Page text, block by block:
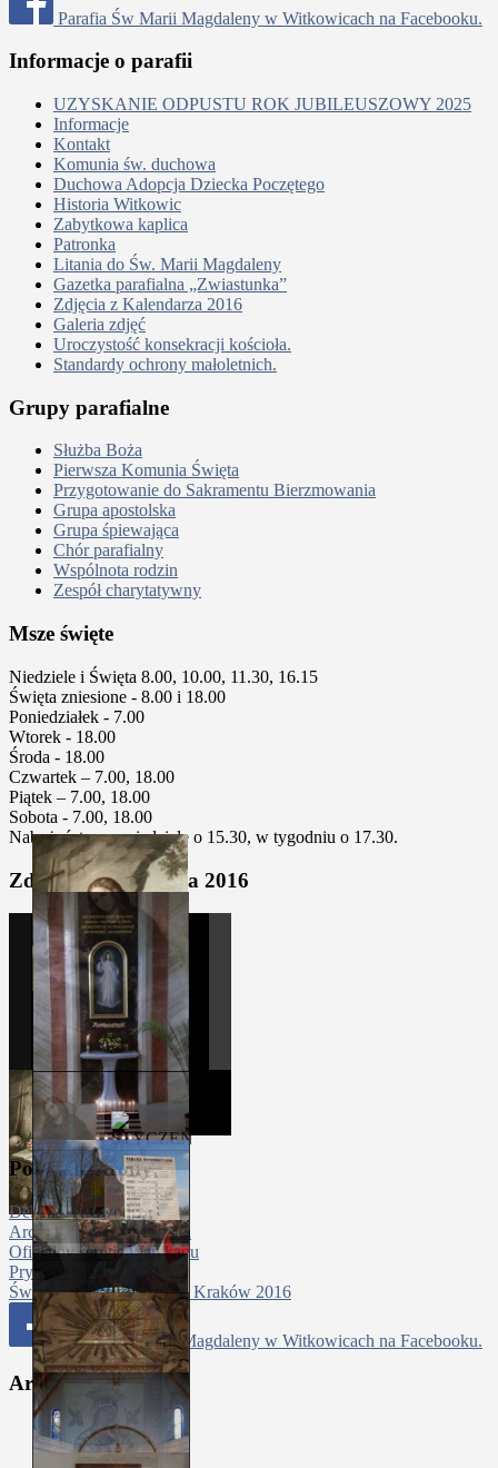
Parafia Św Marii Magdaleny w Witkowicach na Facebooku.
Informacje o parafii
UZYSKANIE ODPUSTU ROK JUBILEUSZOWY 2025
Informacje
Kontakt
Komunia św. duchowa
Duchowa Adopcja Dziecka Poczętego
Historia Witkowic
Zabytkowa kaplica
Patronka
Litania do Św. Marii Magdaleny
Gazetka parafialna „Zwiastunka”
Zdjęcia z Kalendarza 2016
Galeria zdjęć
Uroczystość konsekracji kościoła.
Standardy ochrony małoletnich.
Grupy parafialne
Służba Boża
Pierwsza Komunia Święta
Przygotowanie do Sakramentu Bierzmowania
Grupa apostolska
Grupa śpiewająca
Chór parafialny
Wspólnota rodzin
Zespół charytatywny
Msze święte
Niedziele i Święta 8.00, 10.00, 11.30, 16.15
Święta zniesione - 8.00 i 18.00
Poniedziałek - 7.00
Wtorek - 18.00
Środa - 18.00
Czwartek – 7.00, 18.00
Piątek – 7.00, 18.00
Sobota - 7.00, 18.00
Nabożeństwa w niedziele o 15.30, w tygodniu o 17.30.
Zdjęcia z kalendarza 2016
Polecane strony
Dekanat Krowodrza
Archidiecezja Krakowska
Oficjalny serwis Watykanu
Prymas Polski
Światowe Dni Młodzieży Kraków 2016
Parafia Św Marii Magdaleny w Witkowicach na Facebooku.
Archiwa
sierpień 2026
(1)
lipiec 2026(4)